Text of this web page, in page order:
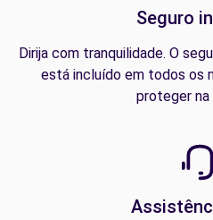
Seguro
Dirija com tranquilidade. O
está incluído em todos os
proteger na